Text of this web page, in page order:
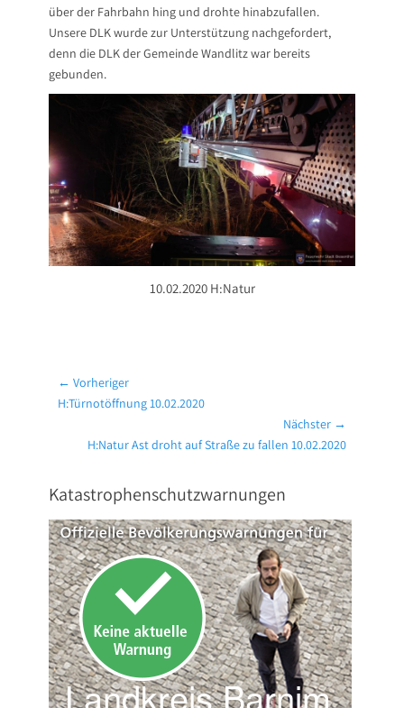
über der Fahrbahn hing und drohte hinabzufallen.
Unsere DLK wurde zur Unterstützung nachgefordert,
denn die DLK der Gemeinde Wandlitz war bereits
gebunden.
10.02.2020 H:Natur
Beitragsnavigation
← Vorheriger
Vorheriger
H:Türnotöffnung 10.02.2020
Nächster →
NächsterH:Natur Ast droht auf Straße zu fallen 10.02.2020
Katastrophenschutzwarnungen